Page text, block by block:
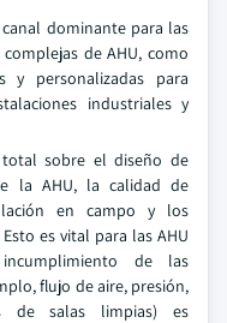
dominante para las
de AHU, como
y personalizadas para
industriales y
sobre el diseño de
la AHU, la calidad de
en campo y los
es vital para las AHU
de las
flujo de aire, presión,
de salas limpias) es